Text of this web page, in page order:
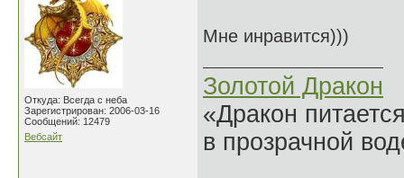
Откуда: Всегда с неба
Зарегистрирован: 2006-03-16
Сообщений: 12479
Вебсайт
Мне инравится)))
Золотой Дракон
«Дракон
в прозрачной